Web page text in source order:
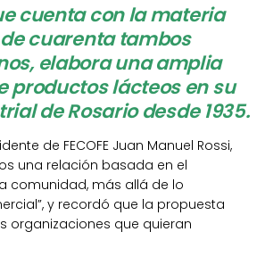
cuenta con la materia
cuarenta tambos
elabora una amplia
productos lácteos en su
de Rosario desde 1935.
de FECOFE Juan Manuel Rossi,
una relación basada en el
comunidad, más allá de lo
y recordó que la propuesta
organizaciones que quieran